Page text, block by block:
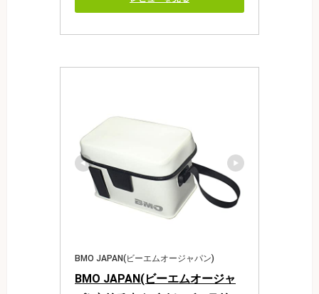
BMO JAPAN(ビーエムオージャパン)
BMO JAPAN(ビーエムオージャ